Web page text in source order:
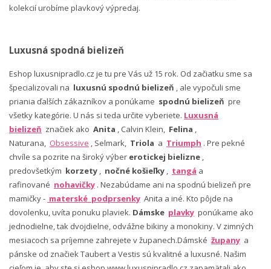
kolekcií urobíme plavkový výpredaj.
Luxusná spodná bielizeň
Eshop luxusnipradlo.cz je tu pre Vás už 15 rok. Od začiatku sme sa
špecializovali na luxusnú spodnú bielizeň , ale vypočuli sme
priania ďalších zákazníkov a ponúkame spodnú bielizeň pre
všetky kategórie. U nás si teda určite vyberiete. Luxusná
bielizeň značiek ako Anita , Calvin Klein, Felina
Naturana, Obsessive , Selmark, Triola a Triumph . Pre pekné
chvíle sa pozrite na široký výber erotickej bielizne
predovšetkým korzety nočné košieľky tangá a
rafinované nohavičky . Nezabúdame ani na spodnú bielizeň pre
mamičky - materské podprsenky Anita a iné. Kto pôjde na
dovolenku, uvíta ponuku plaviek. Dámske plavky ponúkame ako
jednodielne, tak dvojdielne, odvážne bikiny a monokiny. V zimných
mesiacoch sa príjemne zahrejete v županech.Dámské župany a
pánske od značiek Taubert a Vestis sú kvalitné a luxusné. Našim